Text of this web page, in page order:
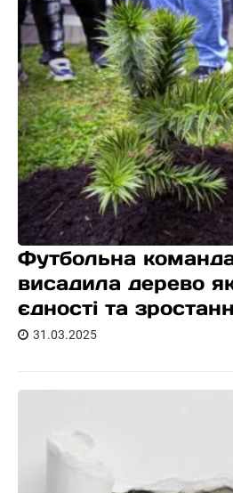
Футбольна
висадила дерево
єдності та
31.03.2025